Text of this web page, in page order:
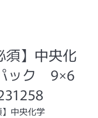
須】中央化
ック 9×6
】中央化学